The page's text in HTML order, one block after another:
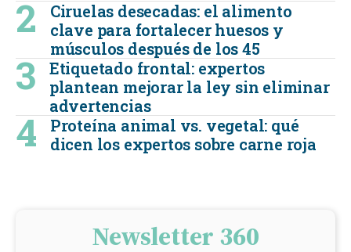
Ciruelas desecadas: el alimento
clave para fortalecer huesos y
músculos después de los 45
Etiquetado frontal: expertos
plantean mejorar la ley sin eliminar
advertencias
Proteína animal vs. vegetal: qué
dicen los expertos sobre carne roja
Newsletter 360